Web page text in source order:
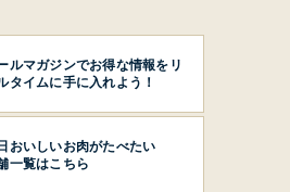
ルマガジンでお得な情報を リ
タイムに手に入れよう！
おいしいお肉がたべたい
一覧はこちら